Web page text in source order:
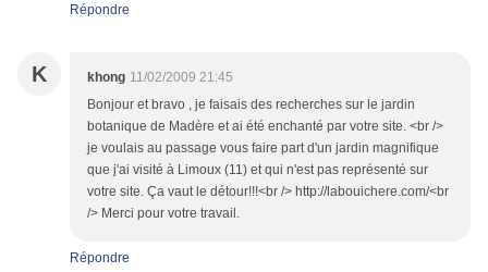
Répondre
K khong 11/02/2009 21:45
Bonjour et bravo , je faisais des recherches sur le jardin
botanique de Madère et ai été enchanté par votre site. <br />
je voulais au passage vous faire part d'un jardin magnifique
que j'ai visité à Limoux (11) et qui n'est pas représenté sur
votre site. Ça vaut le détour!!!<br /> http://labouichere.com/<br
/> Merci pour votre travail.
Répondre